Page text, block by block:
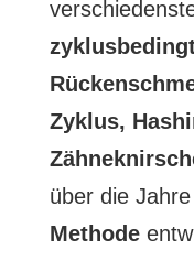
Zyklus,
über die
Methode